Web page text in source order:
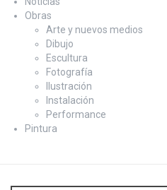
Obras
Arte y nuevos medios
Dibujo
Escultura
Fotografía
Ilustración
Instalación
Performance
Pintura